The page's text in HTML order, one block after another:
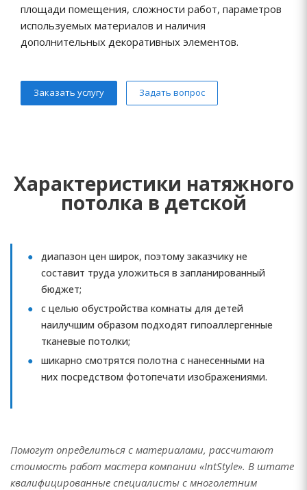
площади помещения, сложности работ, параметров
используемых материалов и наличия
дополнительных декоративных элементов.
Заказать услугу Задать вопрос
Характеристики натяжного
потолка в детской
диапазон цен широк, поэтому заказчику не
составит труда уложиться в запланированный
бюджет;
с целью обустройства комнаты для детей
наилучшим образом подходят гипоаллергенные
тканевые потолки;
шикарно смотрятся полотна с нанесенными на
них посредством фотопечати изображениями.
Помогут определиться с материалами, рассчитают
стоимость работ мастера компании «IntStyle». В штате
квалифицированные специалисты с многолетним